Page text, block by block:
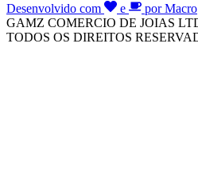
Desenvolvido com e
por Macro
GAMZ COMERCIO DE JOIAS
TODOS OS DIREITOS